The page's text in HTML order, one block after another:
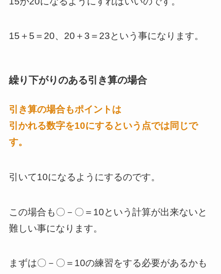
15＋5＝20、20＋3＝23という事になります。
繰り下がりのある引き算の場合
引き算の場合もポイントは
引かれる数字を10にするという点では同じで
す。
引いて10になるようにするのです。
この場合も〇－〇＝10という計算が出来ないと
難しい事になります。
まずは〇－〇＝10の練習をする必要があるかも